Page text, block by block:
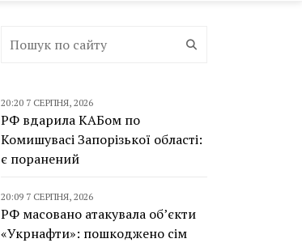
20:20 7 СЕРПНЯ, 2026
РФ вдарила КАБом по
Комишувасі Запорізької області:
є поранений
20:09 7 СЕРПНЯ, 2026
РФ масовано атакувала об’єкти
«Укрнафти»: пошкоджено сім